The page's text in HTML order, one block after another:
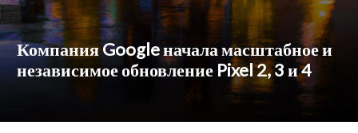
Компания Google начала масштабное и
независимое обновление Pixel 2, 3 и 4